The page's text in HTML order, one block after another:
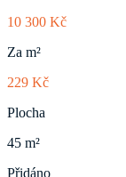
10 300 Kč
Za m²
229 Kč
Plocha
45 m²
Přidáno